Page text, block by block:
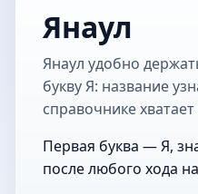
Янаул
Янаул удобно
букву Я: название
справочнике
Первая буква — Я,
после любого хода